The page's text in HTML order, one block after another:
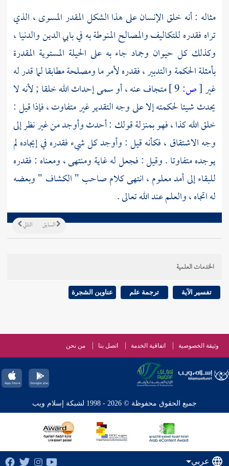
مثاله : أنه خلق الإنسان على هذا الشكل المقدر المسوى ، الذي
تراه فقدره للتكاليف والمصالح المنوطة به في بابي الدين والدنيا ،
وكذلك كل حيوان وجماد جاء به على الحيلة المستوية المقدرة
بأمثلة الحكمة والتدبير ، فقدره لأمر ما ومصلحة مطابقا لما قدر له
غير[ص:
متجاف عنه ، أو سمى إحداث الله خلقا ; لأنه لا
يحدث شيئا لحكمته إلا على وجه التقدير غير متفاوت ، فإذا قيل :
خلق الله كذا ، فهو بمنزلة قولك : أحدث وأوجد من غير نظر إلى
وجه الاشتقاق ، فكأنه قيل : وأوجد كل شيء فقدره في إيجاده لم
يوجده متفاوتا . وقيل : فجعل له غاية ومنتهى ، ومعناه : فقدره
للبقاء إلى أمد معلوم ، انتهى كلام صاحب " الكشاف " وبعضه
له اتجاه ، والعلم عند الله تعالى .
التالي السابق
الخدمات العلمية
تفسير الآية ترجمة علم عناوين الشجرة
وثيقة الخصوصية اتفاقية الخدمة اتصل بنا من نحن
جميع الحقوق محفوظة © 2026 - 1998 لشبكة إسلام ويب
عربي